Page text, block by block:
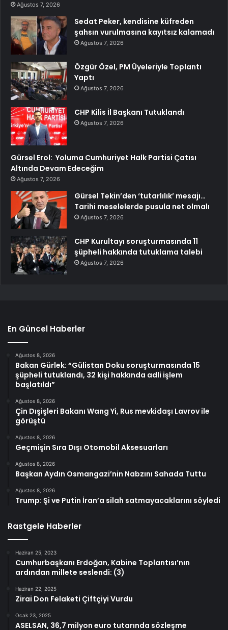
Ağustos 7, 2026
Sedat Peker, kendisine küfreden
şahsın vurulmasına kayıtsız kalamadı
Ağustos 7, 2026
Özgür Özel, PM Üyeleriyle Toplantı
Yaptı
Ağustos 7, 2026
CHP Kilis İl Başkanı Tutuklandı
Ağustos 7, 2026
Gürsel Erol: Yoluma Cumhuriyet Halk Partisi Çatısı
Altında Devam Edeceğim
Ağustos 7, 2026
Gürsel Tekin’den ‘tutarlılık’ mesajı…
Tarihi meselelerde pusula net olmalı
Ağustos 7, 2026
CHP Kurultayı soruşturmasında 11
şüpheli hakkında tutuklama talebi
Ağustos 7, 2026
En Güncel Haberler
Ağustos 8, 2026
Bakan Gürlek: “Gülistan Doku soruşturmasında 15
şüpheli tutuklandı, 32 kişi hakkında adli işlem
başlatıldı”
Ağustos 8, 2026
Çin Dışişleri Bakanı Wang Yi, Rus mevkidaşı Lavrov ile
görüştü
Ağustos 8, 2026
Geçmişin Sıra Dışı Otomobil Aksesuarları
Ağustos 8, 2026
Başkan Aydın Osmangazi’nin Nabzını Sahada Tuttu
Ağustos 8, 2026
Trump: Şi ve Putin İran’a silah satmayacaklarını söyledi
Rastgele Haberler
Haziran 25, 2023
Cumhurbaşkanı Erdoğan, Kabine Toplantısı’nın
ardından millete seslendi: (3)
Haziran 22, 2025
Zirai Don Felaketi Çiftçiyi Vurdu
Ocak 23, 2025
ASELSAN, 36,7 milyon euro tutarında sözleşme